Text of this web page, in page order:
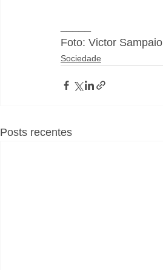
Foto: Victor Sampaio
Sociedade
Posts recentes